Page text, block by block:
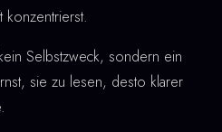
konzentrierst.
Selbstzweck, sondern ein
sie zu lesen, desto klarer